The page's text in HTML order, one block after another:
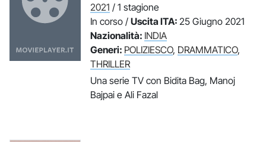
2021 / 1 stagione
In corso / Uscita ITA: 25 Giugno 2021
Nazionalità: INDIA
Generi: POLIZIESCO, DRAMMATICO,
THRILLER
Una serie TV con Bidita Bag, Manoj
Bajpai e Ali Fazal